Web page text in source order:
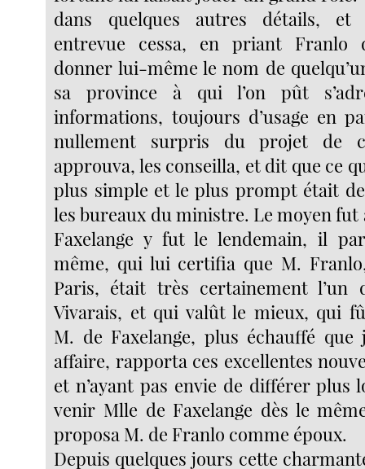
dans quelques autres détails, et
entrevue cessa, en priant Franlo
donner lui-même le nom de
sa province à qui l’on pût
informations, toujours d’usage en
nullement surpris du projet de
approuva, les conseilla, et dit que ce
plus simple et le plus prompt était de
les bureaux du ministre. Le moyen fut
Faxelange y fut le lendemain, il
même, qui lui certifia que M.
Paris, était très certainement l’un
Vivarais, et qui valût le mieux, qui
M. de Faxelange, plus échauffé
affaire, rapporta ces excellentes
et n’ayant pas envie de différer plus
venir Mlle de Faxelange dès le
proposa M. de Franlo comme époux.
Depuis quelques jours cette